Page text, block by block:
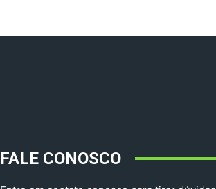
FALE CONOSCO